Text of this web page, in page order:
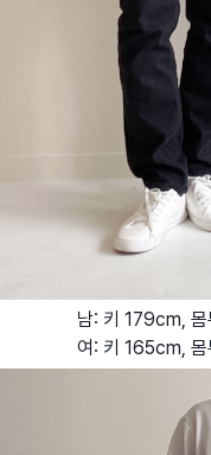
남: 키 179cm,
여: 키 165cm,